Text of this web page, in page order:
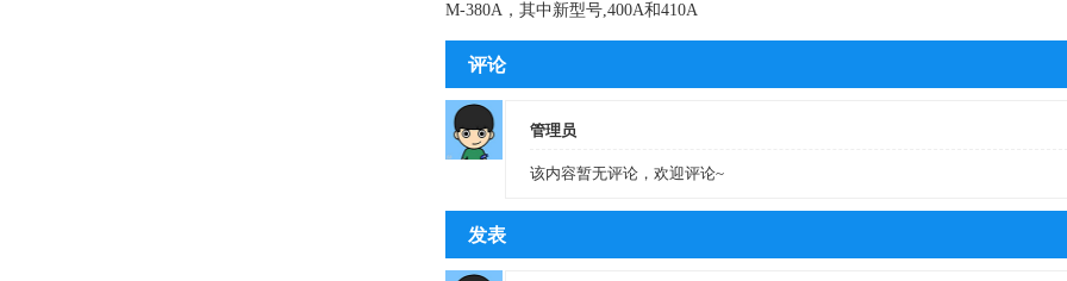
M-380A，其中新型号,400A和410A
评论
管理员
该内容暂无评论，欢迎评论~
发表